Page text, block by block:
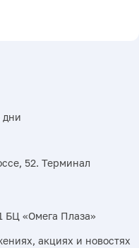
дни
52. Терминал
БЦ «Омега Плаза»
акциях и новостях